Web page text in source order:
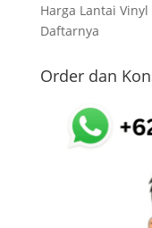
Harga Lantai
Daftarnya
Order dan